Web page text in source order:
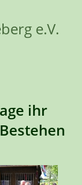
e.V.
ihr